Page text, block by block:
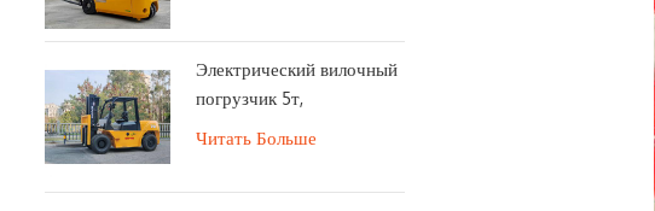
Электрический вилочный
погрузчик 5т,
Читать Больше